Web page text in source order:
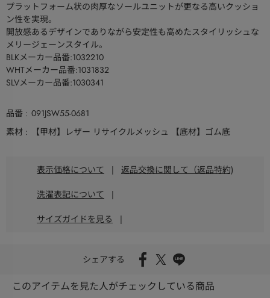
プラットフォーム状の肉厚なソールユニットが更なる高いクッショ
ン性を実現。
開放感あるデザインでありながら安定性も高めたスタイリッシュな
メリージェーンスタイル。
BLKメーカー品番:1032210
WHTメーカー品番:1031832
SLVメーカー品番:1030341
品番
091JSW55-0681
素材
【甲材】レザー リサイクルメッシュ 【底材】ゴム底
表示価格について | 返品交換に関して（返品特約)
洗濯表記について |
サイズガイドを見る |
シェアする
このアイテムを見た人がチェックしている商品